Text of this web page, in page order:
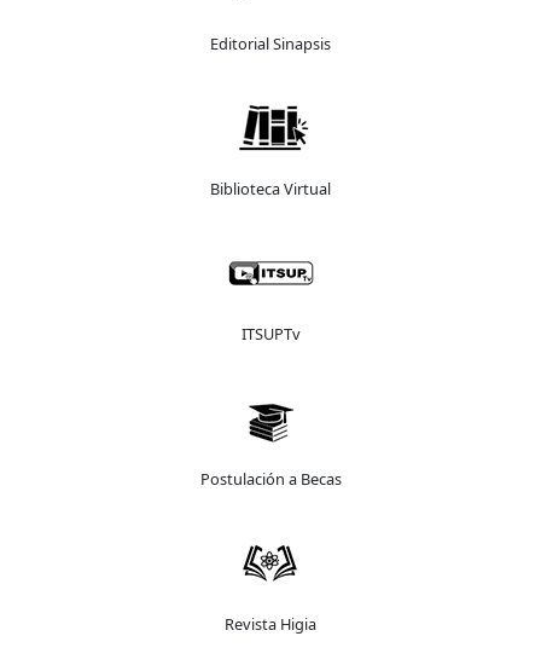
Editorial Sinapsis
Biblioteca Virtual
ITSUPTv
Postulación a Becas
Revista Higia